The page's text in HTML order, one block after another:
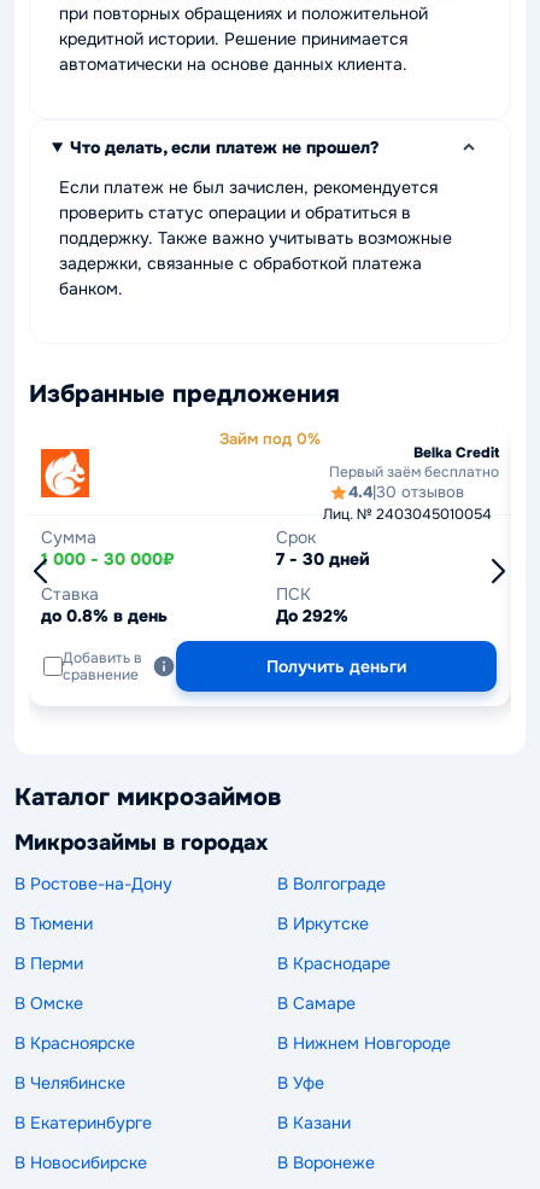
при повторных обращениях и положительной
кредитной истории. Решение принимается
автоматически на основе данных клиента.
Что делать, если платеж не прошел?
Если платеж не был зачислен, рекомендуется
проверить статус операции и обратиться в
поддержку. Также важно учитывать возможные
задержки, связанные с обработкой платежа
банком.
Избранные предложения
Займ под 0%
Belka Credit
Первый заём бесплатно
Лиц. № 2403045010054
4.4|30 отзывов
Сумма
1 000 - 30 000₽
Срок
7 - 30 дней
Ставка
до 0.8% в день
ПСК
До 292%
Добавить в
сравнение
Получить деньги
Каталог микрозаймов
Микрозаймы в городах
В Ростове-на-Дону
В Волгограде
В Тюмени
В Иркутске
В Перми
В Краснодаре
В Омске
В Самаре
В Красноярске
В Нижнем Новгороде
В Челябинске
В Уфе
В Екатеринбурге
В Казани
В Новосибирске
В Воронеже